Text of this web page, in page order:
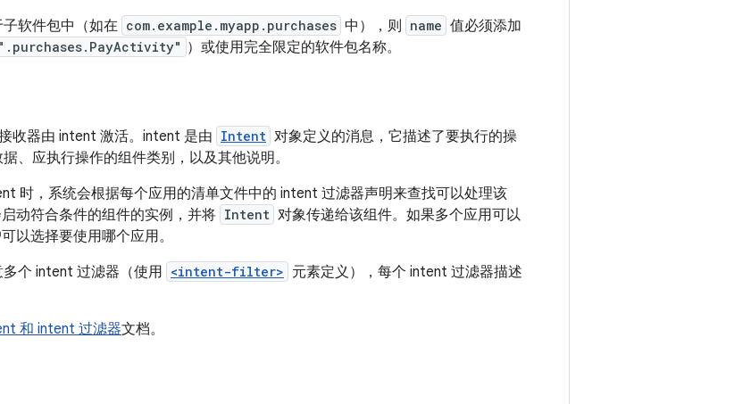
软件包中（如在 com.example.myapp.purchases 中），则 name 值必须添加
".purchases.PayActivity" ）或使用完全限定的软件包名称。
收器由 intent 激活。 intent 是由 Intent 对象定义的消息，它描述了要执行的操
、应执行操作的组件类别，以及其他说明。
时，系统会根据每个应用的清单文件中的 intent 过滤器声明来查找可以处理该
动符合条件的组件的实例，并将 Intent 对象传递给该组件。如果多个应用可以
以选择要使用哪个应用。
个 intent 过滤器（使用 <intent-filter> 元素定义），每个 intent 过滤器描述
和 intent 过滤器文档。